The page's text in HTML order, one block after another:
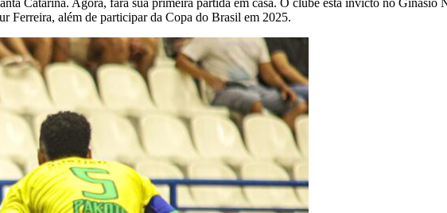
Ferreira, além de participar da Copa do Brasil em 2025.